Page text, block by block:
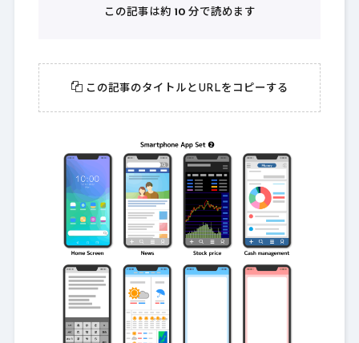
この記事は約 10分で読めます
この記事のタイトルとURLをコピーする